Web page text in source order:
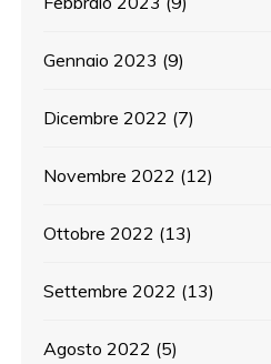
Gennaio 2023 (9)
Dicembre 2022 (7)
Novembre 2022 (12)
Ottobre 2022 (13)
Settembre 2022 (13)
Agosto 2022 (5)